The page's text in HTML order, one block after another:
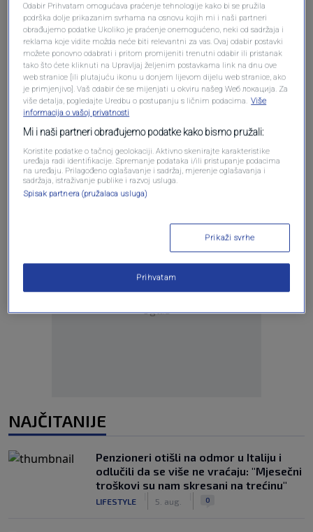
Oglas
Oglas
NAJČITANIJE
Penzioneri otišli na odmor u Italiju i
odlučili da se više ne vraćaju: "Mjesečni
troškovi su nam skresani na trećinu"
LIFESTYLE 5. aug. 0
Odabir Prihvatam omogućava praćenje tehnologije kako bi se pružila
podrška dolje prikazanim svrhama na osnovu kojih mi i naši partneri
obrađujemo podatke Ukoliko je praćenje onemogućeno, neki od sadržaja i
reklama koje vidite možda neće biti relevantni za vas. Ovaj odabir postavki
možete ponovno odabrati i pritom promijeniti trenutni odabir ili pristanak
tako što ćete kliknuti na Upravljaj željenim postavkama link na dnu ove
web stranice [ili plutajuću ikonu u donjem lijevom dijelu web stranice, ako
je primjenjivo]. Vaš odabir će se mijenjati u okviru našeg Wеб локација. Za
više detalja, pogledajte Uredbu o postupanju s ličnim podacima. Više
informacija o vašoj privatnosti
Mi i naši partneri obrađujemo podatke kako bismo pružali:
Koristite podatke o tačnoj geolokaciji. Aktivno skenirajte karakteristike
uređaja radi identifikacije. Spremanje podataka i/ili pristupanje podacima
na uređaju. Prilagođeno oglašavanje i sadržaj, mjerenje oglašavanja i
sadržaja, istraživanje publike i razvoj usluga.
Spisak partnera (pružalaca usluga)
Prikaži svrhe
Prihvatam